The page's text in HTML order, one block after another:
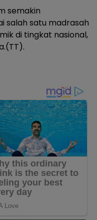
semakin
salah satu madrasah
di tingkat nasional,